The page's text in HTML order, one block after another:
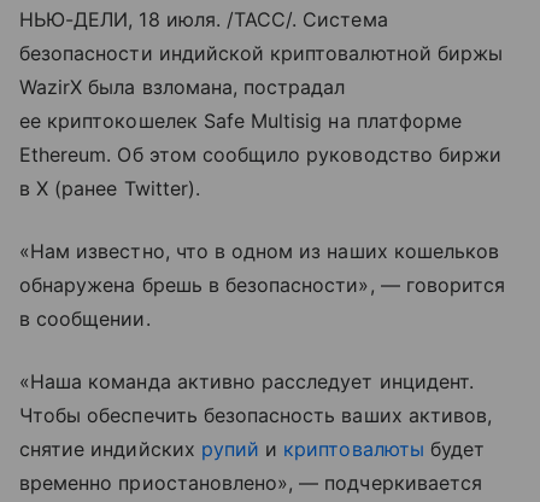
НЬЮ-ДЕЛИ, 18 июля. /ТАСС/. Система
безопасности индийской криптовалютной биржы
WazirX была взломана, пострадал
ее криптокошелек Safe Multisig на платформе
Ethereum. Об этом сообщило руководство биржи
в X (ранее Twitter).
«Нам известно, что в одном из наших кошельков
обнаружена брешь в безопасности», — говорится
в сообщении.
«Наша команда активно расследует инцидент.
Чтобы обеспечить безопасность ваших активов,
снятие индийских рупий и криптовалюты будет
временно приостановлено», — подчеркивается